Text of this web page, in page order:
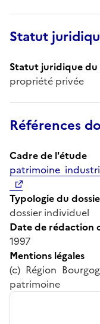
Statut
Statut juridique
propriété privée
Références
Cadre de l'étude
patrimoine
Typologie du
dossier individuel
Date de rédaction
1997
Mentions légales
(c) Région
patrimoine